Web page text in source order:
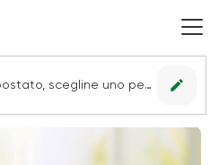
Nessun punto vendita impostato, scegline uno per vedere le offerte. edit